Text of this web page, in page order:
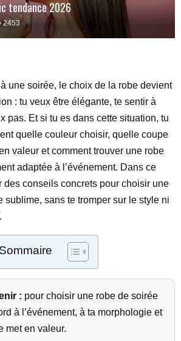
tendance 2026
2453
une soirée, le choix de la robe devient
: tu veux être élégante, te sentir à
pas. Et si tu es dans cette situation, tu
quelle couleur choisir, quelle coupe
valeur et comment trouver une robe
adaptée à l’événement. Dans ce
des conseils concrets pour choisir une
sublime, sans te tromper sur le style ni
Sommaire
: pour choisir une robe de soirée
à l’événement, à ta morphologie et
met en valeur.